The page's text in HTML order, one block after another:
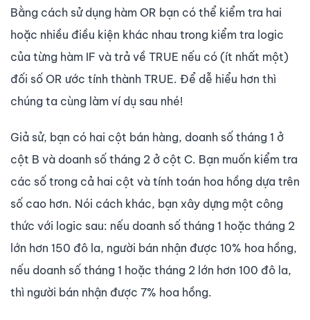
Bằng cách sử dụng hàm OR bạn có thể kiểm tra hai
hoặc nhiều điều kiện khác nhau trong kiểm tra logic
của từng hàm IF và trả về TRUE nếu có (ít nhất một)
đối số OR ước tính thành TRUE. Để dễ hiểu hơn thì
chúng ta cùng làm ví dụ sau nhé!
Giả sử, bạn có hai cột bán hàng, doanh số tháng 1 ở
cột B và doanh số tháng 2 ở cột C. Bạn muốn kiểm tra
các số trong cả hai cột và tính toán hoa hồng dựa trên
số cao hơn. Nói cách khác, bạn xây dựng một công
thức với logic sau: nếu doanh số tháng 1 hoặc tháng 2
lớn hơn 150 đô la, người bán nhận được 10% hoa hồng,
nếu doanh số tháng 1 hoặc tháng 2 lớn hơn 100 đô la,
thì người bán nhận được 7% hoa hồng.